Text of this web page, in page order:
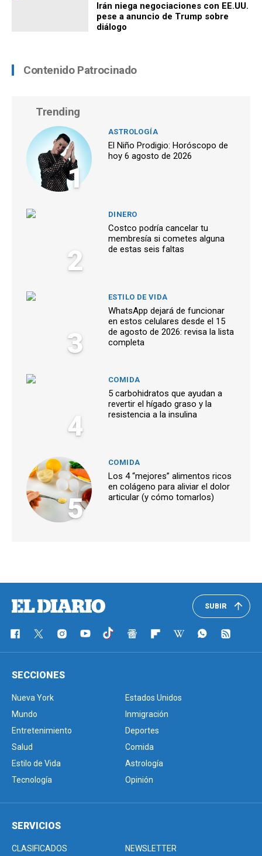
Irán niega negociaciones con EE.UU.
pese a anuncio de Trump sobre
diálogo
Contenido Patrocinado
Trending
1
ASTROLOGÍA
El Niño Prodigio: Horóscopo de
hoy 6 agosto de 2026
2
DINERO
Costco podría cancelar tu
membresía si cometes alguna
de estas seis faltas
3
ESTILO DE VIDA
WhatsApp dejará de funcionar
en estos celulares desde el 15
de agosto de 2026: revisa la lista
completa
4
COMIDA
5 carbohidratos que ayudan a
revertir el hígado graso y la
resistencia a la insulina
5
COMIDA
Los 4 “mejores” alimentos ricos
en colágeno para aliviar el dolor
articular (y cómo tomarlos)
SUBIR
SECCIONES
Nueva York
Estados Unidos
Mundo
Inmigración
Entretenimiento
Deportes
Salud
Comida
Estilo de Vida
Astrología
Tecnología
Opinión
SERVICIOS
CLASIFICADOS NEWSLETTER